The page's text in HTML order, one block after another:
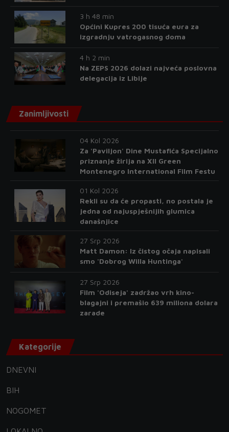
3 h 48 min
Općini Kupres 200 tisuća eura za
izgradnju vatrogasnog doma
4 h 2 min
Na ZEPS 2026 dolazi najveća poslovna
delegacija iz Libije
Zanimljivosti
04 Kol 2026
Za 'Paviljon' Dine Mustafića Specijalno
priznanje žirija na XII Green
Montenegro International Film Festu
01 Kol 2026
Rekli su da će propasti, no postala je
jedna od najuspješnijih glumica
današnjice
27 Srp 2026
Matt Damon: Iz čistog očaja napisali
smo 'Dobrog Willa Huntinga'
27 Srp 2026
Film 'Odiseja' zadržao vrh kino-
blagajni i premašio 639 miliona dolara
zarade
Kategorije
DNEVNI
BIH
NOGOMET